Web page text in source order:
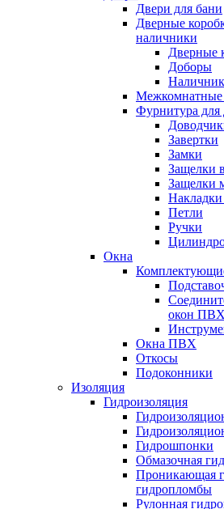
Двери для бани
Дверные
наличники
Дверные
Доборы
Межкомнатные
Фурнитура для
Завертки
Замки
Защелки
Защелки
Петли
Ручки
Окна
окон ПВХ
Окна ПВХ
Откосы
Подоконники
Изоляция
Гидроизоляция
Гидрошпонки
Обмазочная
Проникающая
гидропломбы
Рулонная